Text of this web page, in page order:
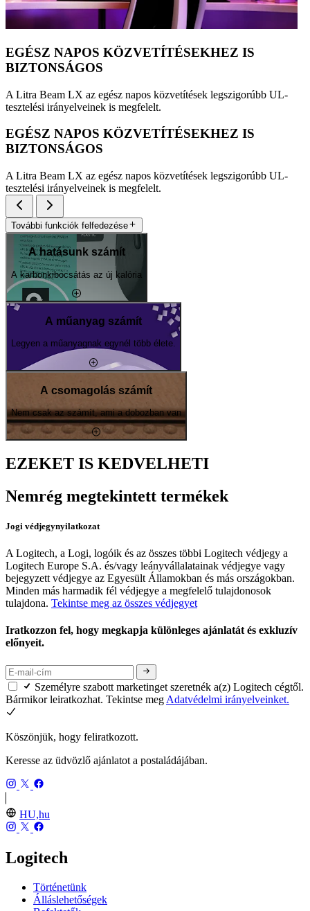
EGÉSZ NAPOS KÖZVETÍTÉSEKHEZ IS
BIZTONSÁGOS
A Litra Beam LX az egész napos közvetítések legszigorúbb UL-
tesztelési irányelveinek is megfelelt.
EGÉSZ NAPOS KÖZVETÍTÉSEKHEZ IS
BIZTONSÁGOS
A Litra Beam LX az egész napos közvetítések legszigorúbb UL-
tesztelési irányelveinek is megfelelt.
További funkciók felfedezése
A hatásunk számít
A karbonkibocsátás az új kalória
A műanyag számít
Legyen a műanyagnak egynél több élete.
A csomagolás számít
Nem csak az számít, ami a dobozban van
EZEKET IS KEDVELHETI
Nemrég megtekintett termékek
Jogi védjegynyilatkozat
A Logitech, a Logi, logóik és az összes többi Logitech védjegy a
Logitech Europe S.A. és/vagy leányvállalatainak védjegye vagy
bejegyzett védjegye az Egyesült Államokban és más országokban.
Minden más harmadik fél védjegye a megfelelő tulajdonosok
tulajdona. Tekintse meg az összes védjegyet
Iratkozzon fel, hogy megkapja különleges ajánlatát és exkluzív
előnyeit.
Személyre szabott marketinget szeretnék a(z) Logitech cégtől.
Bármikor leiratkozhat. Tekintse meg Adatvédelmi irányelveinket.
Köszönjük, hogy feliratkozott.
Keresse az üdvözlő ajánlatot a postaládájában.
HU,hu
Logitech
Történetünk
Álláslehetőségek